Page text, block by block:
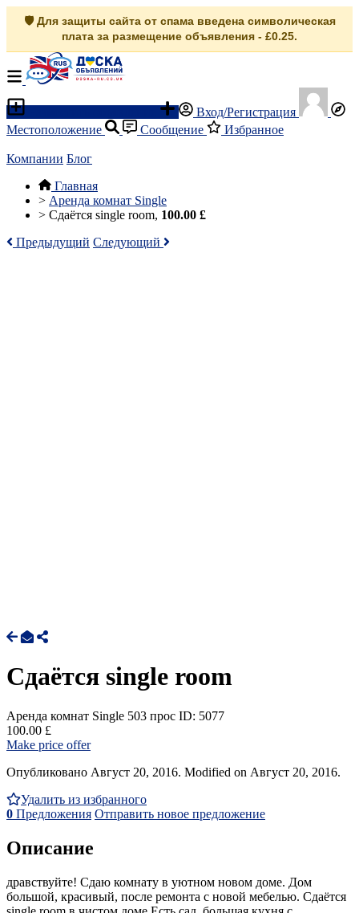
🛡️ Для защиты сайта от спама введена символическая
плата за размещение объявления - £0.25.
Вход/Регистрация
Местоположение
Сообщение Избранное
Компании Блог
Главная
> Аренда комнат Single
> Сдаётся single room, 100.00 £
Предыдущий Следующий
Сдаётся single room
Аренда комнат Single 503 прос ID: 5077
100.00 £
Make price offer
Опубликовано Август 20, 2016. Modified on Август 20, 2016.
Удалить из избранного
0 Предложения Отправить новое предложение
Описание
дравствуйте! Сдаю комнатy в уютном новом доме. Дом
большой, красивый, после ремонта с новой мебелью. Сдаётся